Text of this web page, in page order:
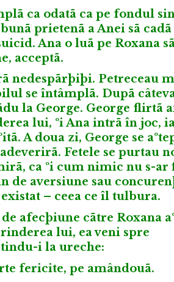
ca odatã ca pe fondul
prietenã a Anei sã
Ana o luã pe Roxana
acceptã.
nedespãrþiþi. Petreceau
se întâmplã. Dupã
la George. George
lui, ºi Ana intrã în joc,
A doua zi, George se
Fetele se purtau
ca ºi cum nimic nu s-ar
de aversiune sau
– ceea ce îl tulbura.
afecþiune cãtre Roxana
lui, ea veni spre
i la ureche:
fericite, pe amândouã.